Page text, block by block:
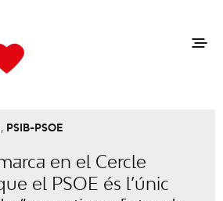
, PSIB-PSOE
en el Cercle
el PSOE és l’únic